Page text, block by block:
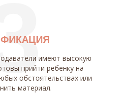
имеют высокую
прийти ребенку на
обстоятельствах или
материал.